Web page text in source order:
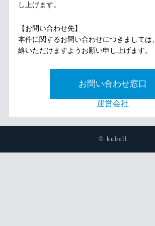
し上げます。
【お問い合わせ先】
本件に関するお問い合わせにつきましては
絡いただけますようお願い申し上げます。
お問い合わせ窓口
運営会社
© kubell